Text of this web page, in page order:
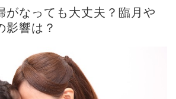
がなっても大丈夫？臨月や
影響は？